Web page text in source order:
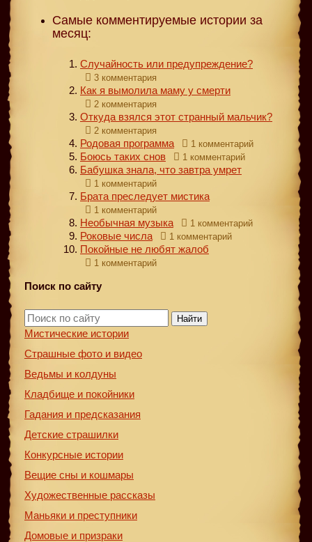
Самые комментируемые истории за
месяц:
Случайность или предупреждение?
3 комментария
Как я вымолила маму у смерти
2 комментария
Откуда взялся этот странный мальчик?
2 комментария
Родовая программа 1 комментарий
Боюсь таких снов 1 комментарий
Бабушка знала, что завтра умрет
1 комментарий
Брата преследует мистика
1 комментарий
Необычная музыка 1 комментарий
Роковые числа 1 комментарий
Покойные не любят жалоб
1 комментарий
Поиск по сайту
Найти
Мистические истории
Страшные фото и видео
Ведьмы и колдуны
Кладбище и покойники
Гадания и предсказания
Детские страшилки
Конкурсные истории
Вещие сны и кошмары
Художественные рассказы
Маньяки и преступники
Домовые и призраки